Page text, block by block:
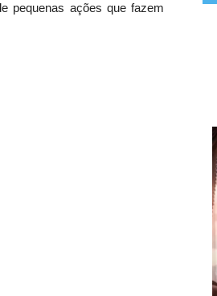
pequenas ações que fazem